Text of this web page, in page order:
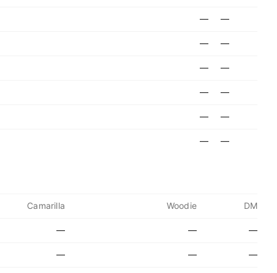
— —
— —
— —
— —
— —
— —
Camarilla Woodie DM
— — —
— — —